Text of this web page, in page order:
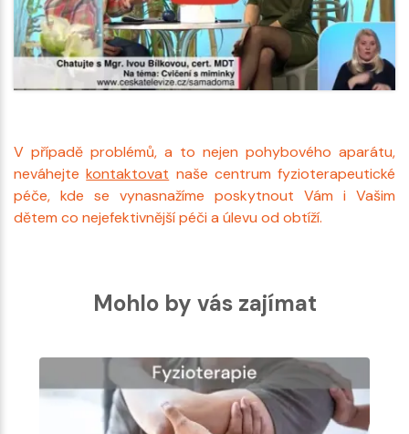
V případě problémů, a to nejen pohybového aparátu,
neváhejtekontaktovat naše centrum fyzioterapeutické
péče, kde se vynasnažíme poskytnout Vám i Vašim
dětem co nejefektivnější péči a úlevu od obtíží.
Mohlo by vás zajímat